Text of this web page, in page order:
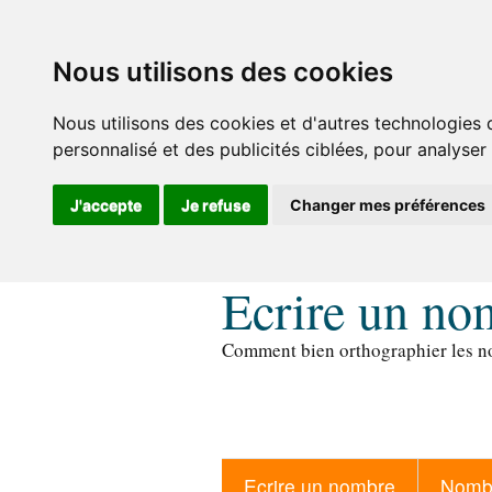
Nous utilisons des cookies
Nous utilisons des cookies et d'autres
personnalisé et des publicités ciblées, pour
J'accepte Je refuse Changer mes préférences
Ecrire un
Comment bien orthographier les
Ecrire un nombre